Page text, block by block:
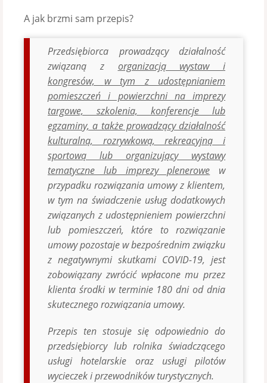
A jak brzmi sam przepis?
Przedsiębiorca prowadzący działalność
związaną z organizacją wystaw i
kongresów, w tym z udostępnianiem
pomieszczeń i powierzchni na imprezy
targowe, szkolenia, konferencje lub
egzaminy, a także prowadzący działalność
kulturalną, rozrywkową, rekreacyjną i
sportową lub organizujący wystawy
tematyczne lub imprezy plenerowe w
przypadku rozwiązania umowy z klientem,
w tym na świadczenie usług dodatkowych
związanych z udostępnieniem powierzchni
lub pomieszczeń, które to rozwiązanie
umowy pozostaje w bezpośrednim związku
z negatywnymi skutkami COVID-19, jest
zobowiązany zwrócić wpłacone mu przez
klienta środki w terminie 180 dni od dnia
skutecznego rozwiązania umowy.
Przepis ten stosuje się odpowiednio do
przedsiębiorcy lub rolnika świadczącego
usługi hotelarskie oraz usługi pilotów
wycieczek i przewodników turystycznych.